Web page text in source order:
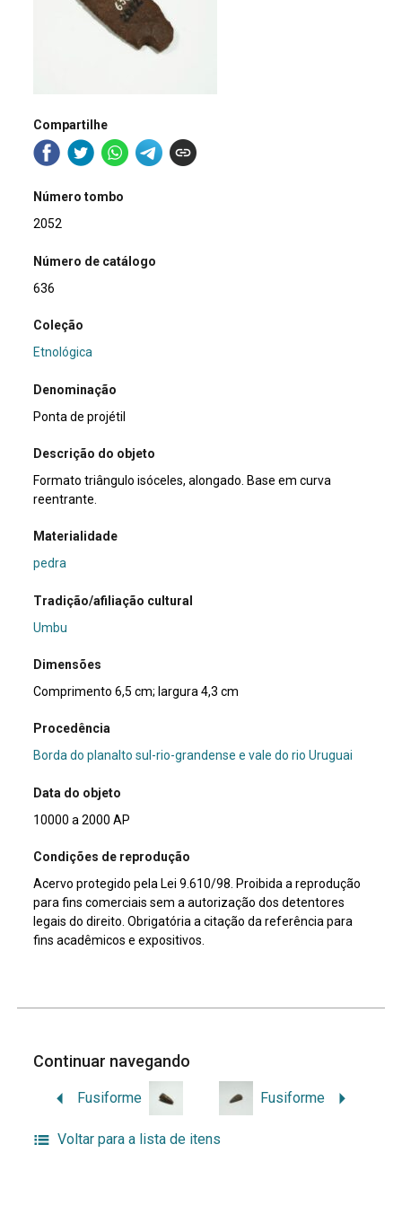
Compartilhe
Número tombo
2052
Número de catálogo
636
Coleção
Etnológica
Denominação
Ponta de projétil
Descrição do objeto
Formato triângulo isóceles, alongado. Base em curva
reentrante.
Materialidade
pedra
Tradição/afiliação cultural
Umbu
Dimensões
Comprimento 6,5 cm; largura 4,3 cm
Procedência
Borda do planalto sul-rio-grandense e vale do rio Uruguai
Data do objeto
10000 a 2000 AP
Condições de reprodução
Acervo protegido pela Lei 9.610/98. Proibida a reprodução
para fins comerciais sem a autorização dos detentores
legais do direito. Obrigatória a citação da referência para
fins acadêmicos e expositivos.
Continuar navegando
Fusiforme Fusiforme
Voltar para a lista de itens